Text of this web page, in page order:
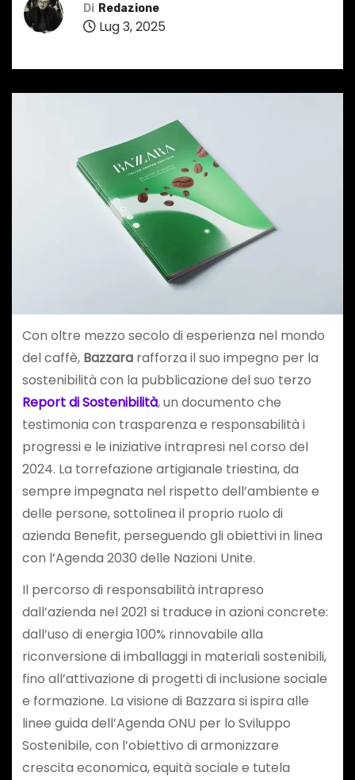
Di Redazione
Lug 3, 2025
Con oltre mezzo secolo di esperienza nel mondo
del caffè, Bazzararafforza il suo impegno per la
sostenibilità con la pubblicazione del suo terzo
Report di Sostenibilità, un documento che
testimonia con trasparenza e responsabilità i
progressi e le iniziative intrapresi nel corso del
2024. La torrefazione artigianale triestina, da
sempre impegnata nel rispetto dell’ambiente e
delle persone, sottolinea il proprio ruolo di
azienda Benefit, perseguendo gli obiettivi in linea
con l’Agenda 2030 delle Nazioni Unite.
Il percorso di responsabilità intrapreso
dall’azienda nel 2021 si traduce in azioni concrete:
dall’uso di energia 100% rinnovabile alla
riconversione di imballaggi in materiali sostenibili,
fino all’attivazione di progetti di inclusione sociale
e formazione. La visione di Bazzara si ispira alle
linee guida dell’Agenda ONU per lo Sviluppo
Sostenibile, con l’obiettivo di armonizzare
crescita economica, equità sociale e tutela